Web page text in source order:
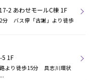
2 あわせモールC棟 1F
分 バス停「古謝」より徒歩
1F
より徒歩15分 具志川環状